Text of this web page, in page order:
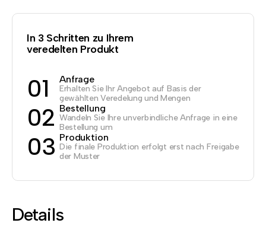
In 3 Schritten zu Ihrem
veredelten Produkt
01 Anfrage
Erhalten Sie Ihr Angebot auf Basis der
gewählten Veredelung und Mengen
02 Bestellung
Wandeln Sie Ihre unverbindliche Anfrage in eine
Bestellung um
03 Produktion
Die finale Produktion erfolgt erst nach Freigabe
der Muster
Details